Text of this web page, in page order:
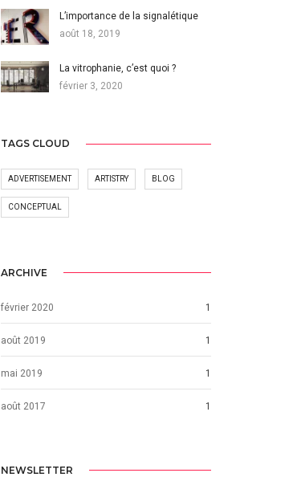
L’importance de la signalétique
août 18, 2019
La vitrophanie, c’est quoi ?
février 3, 2020
TAGS CLOUD
ADVERTISEMENT ARTISTRY BLOG
CONCEPTUAL
ARCHIVE
février 2020 1
août 2019 1
mai 2019 1
août 2017 1
NEWSLETTER